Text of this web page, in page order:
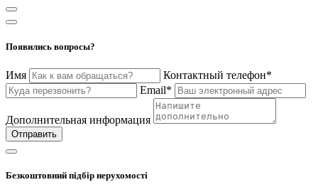
Появились вопросы?
Имя
Контактный телефон*
Email*
Дополнительная информация
Отправить
Безкоштовний підбір нерухомості